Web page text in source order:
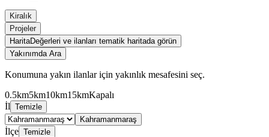
Kiralık
Projeler
HaritaDeğerleri ve ilanları tematik haritada görün
Yakınımda Ara
Konumuna yakın ilanlar için yakınlık mesafesini seç.
0.5km5km10km15kmKapalı
İl Temizle
Kahramanmaraş
İlçe Temizle